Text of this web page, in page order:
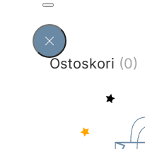
Ostoskori (0)